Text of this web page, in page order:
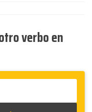
verbo en